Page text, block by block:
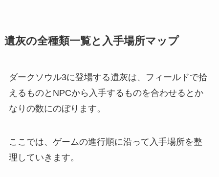
遺灰の全種類一覧と入手場所マップ
ダークソウル3に登場する遺灰は、フィールドで拾
えるものとNPCから入手するものを合わせるとか
なりの数にのぼります。
ここでは、ゲームの進行順に沿って入手場所を整
理していきます。